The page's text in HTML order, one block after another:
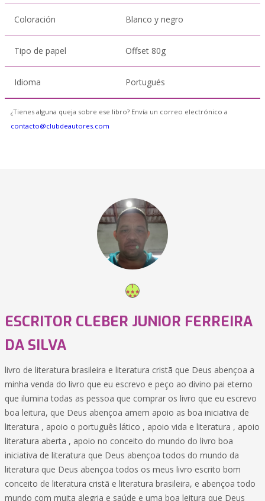
Coloración Blanco y negro
Tipo de papel Offset 80g
Idioma Portugués
¿Tienes alguna queja sobre ese libro? Envía un correo electrónico a
contacto@clubdeautores.com
ESCRITOR CLEBER JUNIOR FERREIRA
DA SILVA
livro de literatura brasileira e literatura cristã que Deus abençoa a
minha venda do livro que eu escrevo e peço ao divino pai eterno
que ilumina todas as pessoa que comprar os livro que eu escrevo
boa leitura, que Deus abençoa amem apoio as boa iniciativa de
literatura , apoio o português lático , apoio vida e literatura , apoio
literatura aberta , apoio no conceito do mundo do livro boa
iniciativa de literatura que Deus abençoa todos do mundo da
literatura que Deus abençoa todos os meus livro escrito bom
conceito de literatura cristã e literatura brasileira, e abençoa todo
mundo com muita alegria e saúde e uma boa leitura que Deus